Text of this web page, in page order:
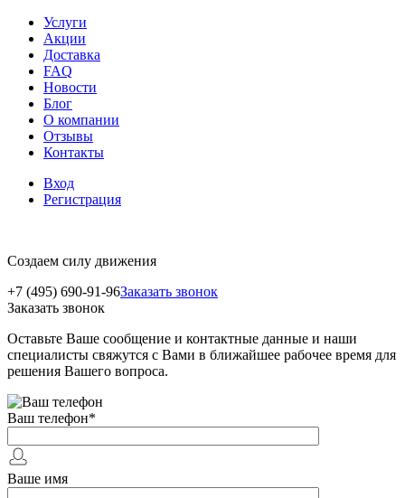
Услуги
Акции
Доставка
FAQ
Новости
Блог
О компании
Отзывы
Контакты
Вход
Регистрация
Создаем силу движения
+7 (495) 690-91-96Заказать звонок
Заказать звонок
Оставьте Ваше сообщение и контактные данные и наши
специалисты свяжутся с Вами в ближайшее рабочее время для
решения Вашего вопроса.
Ваш телефон*
Ваше имя